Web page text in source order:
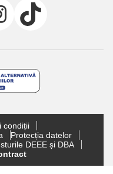
condiții
Protecția datelor
DEEE și DBA